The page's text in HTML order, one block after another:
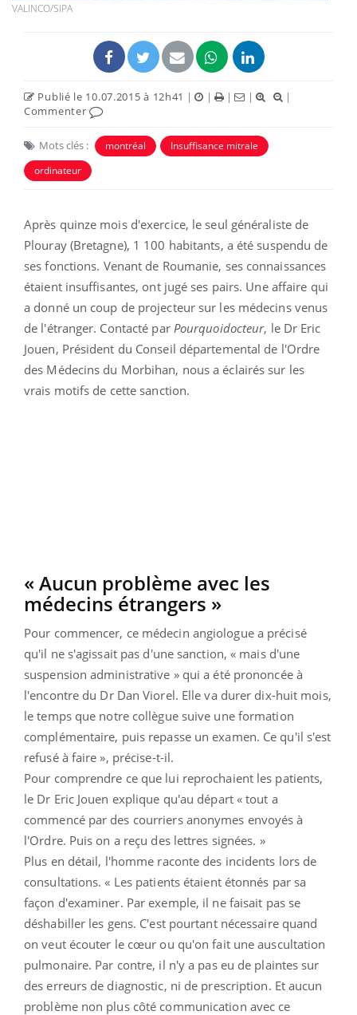
VALINCO/SIPA
Publié le 10.07.2015 à 12h41 | | | |
|
Commenter
Mots clés : montréal
Insuffisance mitrale
ordinateur
Après quinze mois d'exercice, le seul généraliste de
Plouray (Bretagne), 1 100 habitants, a été suspendu de
ses fonctions. Venant de Roumanie, ses connaissances
étaient insuffisantes, ont jugé ses pairs. Une affaire qui
a donné un coup de projecteur sur les médecins venus
de l'étranger. Contacté par Pourquoidocteur, le Dr Eric
Jouen, Président du Conseil départemental de l'Ordre
des Médecins du Morbihan, nous a éclairés sur les
vrais motifs de cette sanction.
« Aucun problème avec les
médecins étrangers »
Pour commencer, ce médecin angiologue a précisé
qu'il ne s'agissait pas d'une sanction, « mais d'une
suspension administrative » qui a été prononcée à
l'encontre du Dr Dan Viorel. Elle va durer dix-huit mois,
le temps que notre collègue suive une formation
complémentaire, puis repasse un examen. Ce qu'il s'est
refusé à faire », précise-t-il.
Pour comprendre ce que lui reprochaient les patients,
le Dr Eric Jouen explique qu'au départ « tout a
commencé par des courriers anonymes envoyés à
l'Ordre. Puis on a reçu des lettres signées. »
Plus en détail, l'homme raconte des incidents lors de
consultations. « Les patients étaient étonnés par sa
façon d'examiner. Par exemple, il ne faisait pas se
déshabiller les gens. C'est pourtant nécessaire quand
on veut écouter le cœur ou qu'on fait une auscultation
pulmonaire. Par contre, il n'y a pas eu de plaintes sur
des erreurs de diagnostic, ni de prescription. Et aucun
problème non plus côté communication avec ce